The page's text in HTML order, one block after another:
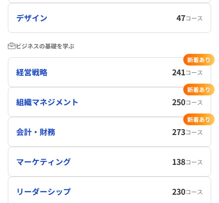
デザイン 47コース
ビジネスの基礎を学ぶ
経営戦略 241コース
新着あり
組織マネジメント 250コース
新着あり
会計・財務 273コース
新着あり
マーケティング 138コース
リーダーシップ 230コース